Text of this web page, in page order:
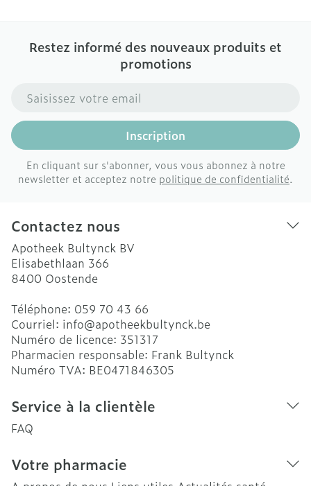
Restez informé des nouveaux produits et
promotions
Adresse mail
Inscription
En cliquant sur s'abonner, vous vous abonnez à notre
newsletter et acceptez notre politique de confidentialité.
Contactez nous
Apotheek Bultynck BV
Elisabethlaan 366
8400 Oostende
Téléphone: 059 70 43 66
Courriel: info@apotheekbultynck.be
Numéro de licence: 351317
Pharmacien responsable: Frank Bultynck
Numéro TVA: BE0471846305
Service à la clientèle
FAQ
Votre pharmacie